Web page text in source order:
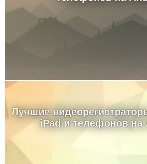
Лучшие
iPad и телефонов на